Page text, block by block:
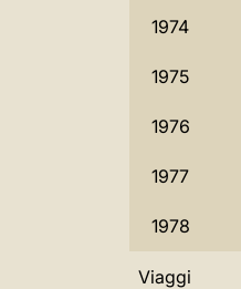
1974
1975
1976
1977
1978
Viaggi